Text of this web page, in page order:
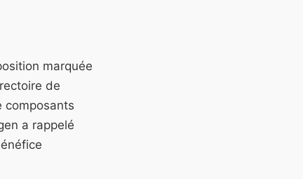
marquée
de
composants
a rappelé